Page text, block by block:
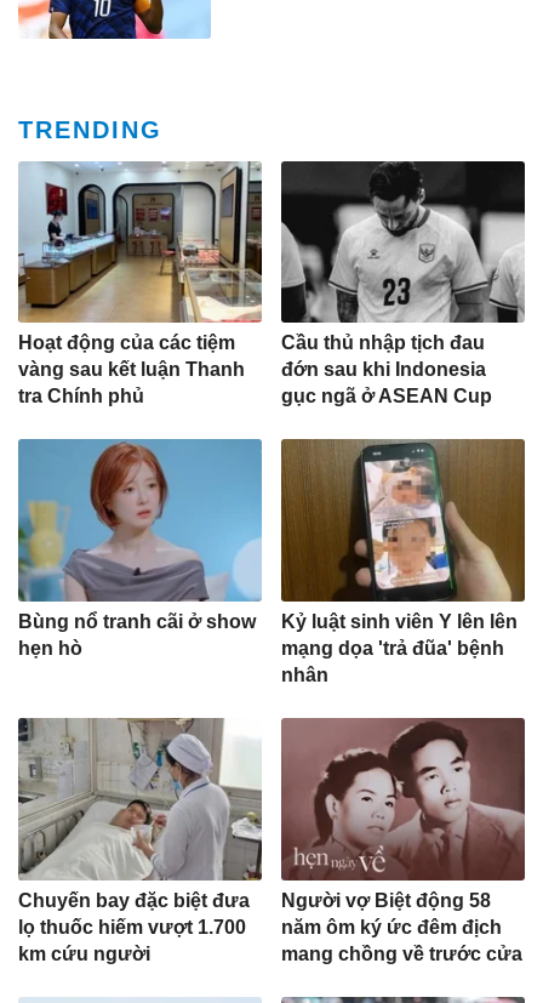
TRENDING
Hoạt động của các tiệm
vàng sau kết luận Thanh
tra Chính phủ
Cầu thủ nhập tịch đau
đớn sau khi Indonesia
gục ngã ở ASEAN Cup
Bùng nổ tranh cãi ở show
hẹn hò
Kỷ luật sinh viên Y lên lên
mạng dọa 'trả đũa' bệnh
nhân
Chuyến bay đặc biệt đưa
lọ thuốc hiếm vượt 1.700
km cứu người
Người vợ Biệt động 58
năm ôm ký ức đêm địch
mang chồng về trước cửa